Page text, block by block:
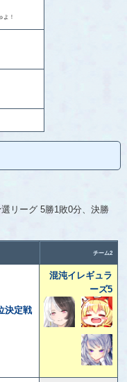
よ！
選リーグ 5勝1敗0分、決勝
チーム2
決定戦
混沌イレギュラ
ーズ5